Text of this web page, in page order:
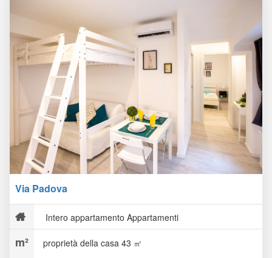
Via Padova
Intero appartamento Appartamenti
proprietà della casa 43 ㎡